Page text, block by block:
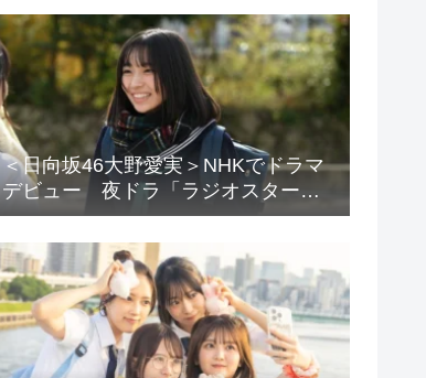
＜日向坂46大野愛実＞NHKでドラマ
デビュー 夜ドラ「ラジオスター」
登場に「かわいさハンパない」「演
技上手じゃん！」の声